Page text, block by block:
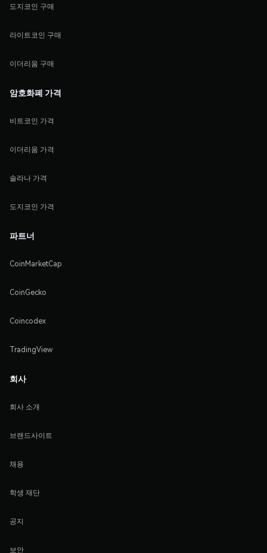
도지코인 구매
라이트코인 구매
이더리움 구매
암호화폐 가격
비트코인 가격
이더리움 가격
솔라나 가격
도지코인 가격
파트너
CoinMarketCap
CoinGecko
Coincodex
TradingView
회사
회사 소개
브랜드사이트
채용
학생 재단
공지
보안